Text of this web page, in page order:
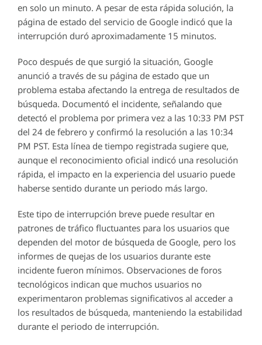
en solo un minuto. A pesar de esta rápida solución, la
página de estado del servicio de Google indicó que la
interrupción duró aproximadamente 15 minutos.
Poco después de que surgió la situación, Google
anunció a través de su página de estado que un
problema estaba afectando la entrega de resultados de
búsqueda. Documentó el incidente, señalando que
detectó el problema por primera vez a las 10:33 PM PST
del 24 de febrero y confirmó la resolución a las 10:34
PM PST. Esta línea de tiempo registrada sugiere que,
aunque el reconocimiento oficial indicó una resolución
rápida, el impacto en la experiencia del usuario puede
haberse sentido durante un periodo más largo.
Este tipo de interrupción breve puede resultar en
patrones de tráfico fluctuantes para los usuarios que
dependen del motor de búsqueda de Google, pero los
informes de quejas de los usuarios durante este
incidente fueron mínimos. Observaciones de foros
tecnológicos indican que muchos usuarios no
experimentaron problemas significativos al acceder a
los resultados de búsqueda, manteniendo la estabilidad
durante el periodo de interrupción.